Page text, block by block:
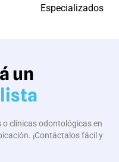
Especializados
un
clínicas odontológicas en
¡Contáctalos fácil y